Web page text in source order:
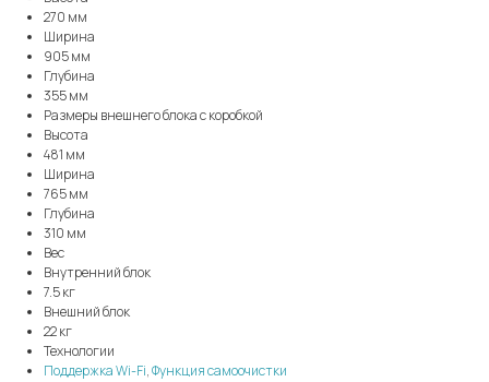
270 мм
Ширина
905 мм
Глубина
355 мм
Размеры внешнего блока с коробкой
Высота
481 мм
Ширина
765 мм
Глубина
310 мм
Вес
Внутренний блок
7.5 кг
Внешний блок
22 кг
Технологии
Поддержка Wi-Fi,Функция самоочистки